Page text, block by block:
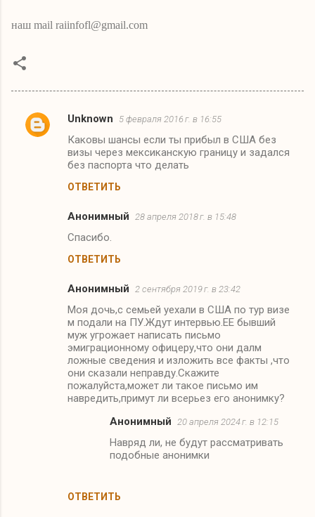
наш mail raiinfofl@gmail.com
К
Unknown 5 февраля 2016 г. в 16:55
Каковы шансы если ты прибыл в США без
визы через мексиканскую границу и задался
без паспорта что делать
ОТВЕТИТЬ
Анонимный 28 апреля 2018 г. в 15:48
Спасибо.
ОТВЕТИТЬ
Анонимный 2 сентября 2019 г. в 23:42
Моя дочь,с семьей уехали в США по тур визе
м подали на ПУ.Ждут интервью.ЕЕ бывший
муж угрожает написать письмо
эмиграционному офицеру,что они далм
ложные сведения и изложить все факты ,что
они сказали неправду.Скажите
пожалуйста,может ли такое письмо им
навредить,примут ли всерьез его анонимку?
ОТВЕТИТЬ
Анонимный 20 апреля 2024 г. в 12:15
Навряд ли, не будут рассматривать
подобные анонимки